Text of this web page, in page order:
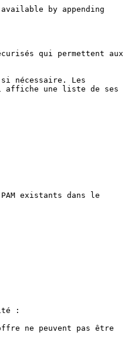
by appending
qui permettent aux
nécessaire. Les
affiche une liste de ses
existants dans le
:
ne peuvent pas être